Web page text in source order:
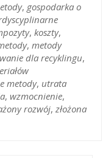
, gospodarka o
, koszty,
, metody
dla recyklingu,
metody, utrata
, wzmocnienie,
rozwój, złożona